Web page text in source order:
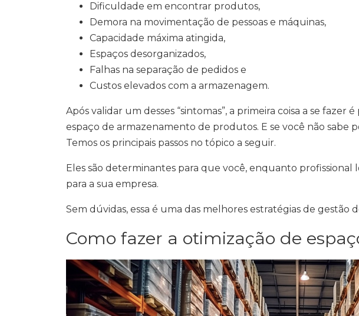
Dificuldade em encontrar produtos,
Demora na movimentação de pessoas e máquinas,
Capacidade máxima atingida,
Espaços desorganizados,
Falhas na separação de pedidos e
Custos elevados com a armazenagem.
Após validar um desses “sintomas”, a primeira coisa a se fazer
espaço de armazenamento de produtos. E se você não sabe
Temos os principais passos no tópico a seguir.
Eles são determinantes para que você, enquanto
para a sua empresa.
Sem dúvidas, essa é uma das melhores estratégias de gestão
Como fazer a otimização de